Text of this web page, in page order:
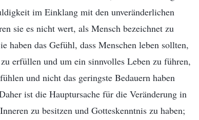
im Einklang mit den unveränderlichen
sie es nicht wert, als Mensch bezeichnet zu
haben das Gefühl, dass Menschen leben sollten,
erfüllen und um ein sinnvolles Leben zu führen,
und nicht das geringste Bedauern haben
ist die Hauptursache für die Veränderung in
zu besitzen und Gotteskenntnis zu haben;